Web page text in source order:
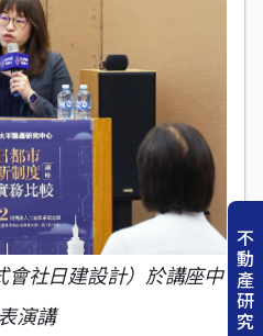
社日建設計）於講座中
演講
不
動
產
研
究